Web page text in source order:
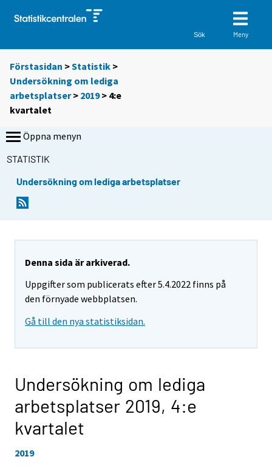
Sök Meny
Förstasidan >Statistik >
Undersökning om lediga
arbetsplatser> 2019> 4:e
kvartalet
Öppna menyn
STATISTIK
Undersökning om lediga arbetsplatser
Denna sida är arkiverad.
Uppgifter som publicerats efter 5.4.2022 finns på
den förnyade webbplatsen.
Gå till den nya statistiksidan.
Undersökning om lediga
arbetsplatser 2019, 4:e
kvartalet
2019